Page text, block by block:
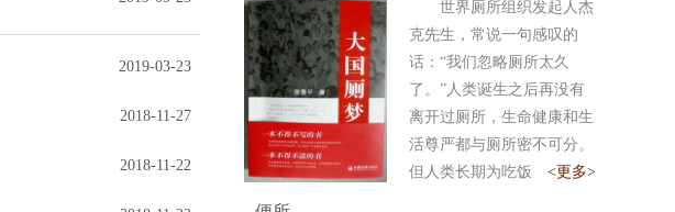
2019-03-23
2018-11-27
2018-11-22
世界厕所组织发起人杰
克先生，常说一句感叹的
话：“我们忽略厕所太久
了。”人类诞生之后再没有
离开过厕所，生命健康和生
活尊严都与厕所密不可分。
但人类长期为吃饭 <更多>